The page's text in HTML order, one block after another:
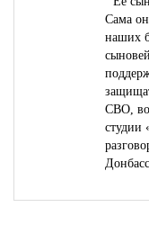
Сама
наших
СВО,
студии